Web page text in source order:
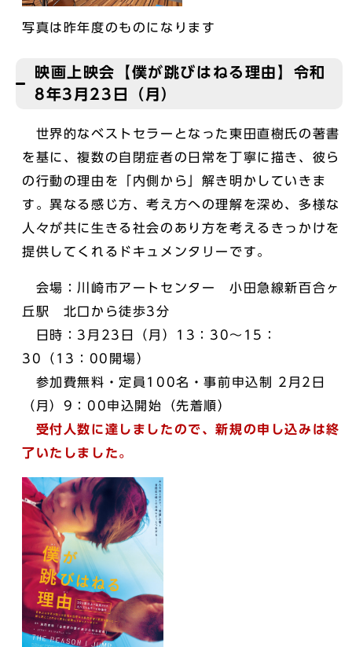
写真は昨年度のものになります
映画上映会【僕が跳びはねる理由】令和
8年3月23日（月）
世界的なベストセラーとなった東田直樹氏の著書
を基に、複数の自閉症者の日常を丁寧に描き、彼ら
の行動の理由を「内側から」解き明かしていきま
す。異なる感じ方、考え方への理解を深め、多様な
人々が共に生きる社会のあり方を考えるきっかけを
提供してくれるドキュメンタリーです。
会場：川崎市アートセンター 小田急線新百合ヶ
丘駅 北口から徒歩3分
日時：3月23日（月）13：30～15：
30（13：00開場）
参加費無料・定員100名・事前申込制 2月2日
（月）9：00申込開始（先着順）
受付人数に達しましたので、新規の申し込みは終
了いたしました。